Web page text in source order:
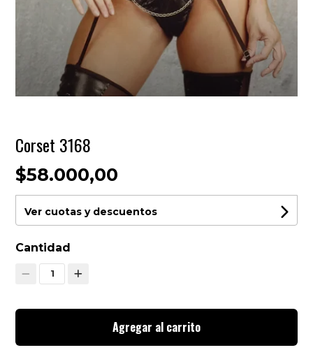
Corset 3168
$58.000,00
Ver cuotas y descuentos
Cantidad
1
Agregar al carrito